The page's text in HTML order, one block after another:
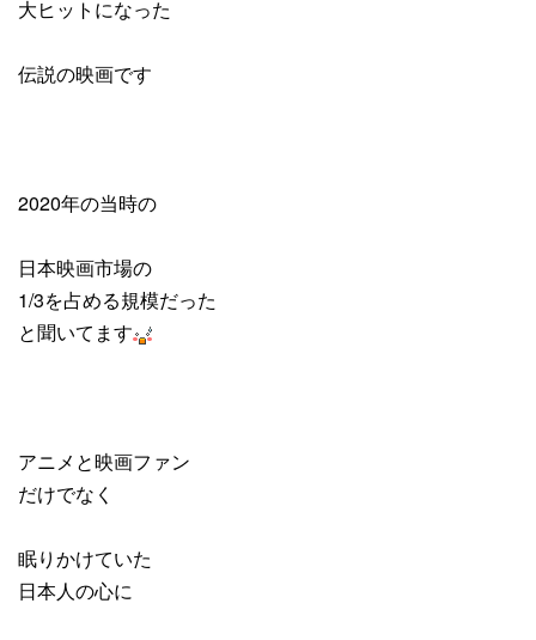
大ヒットになった
伝説の映画です
2020年の当時の
日本映画市場の
1/3を占める規模だった
と聞いてます
アニメと映画ファン
だけでなく
眠りかけていた
日本人の心に